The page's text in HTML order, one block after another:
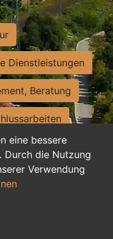
eine bessere
Durch die Nutzung
Verwendung
Dienstleistungen
Beratung